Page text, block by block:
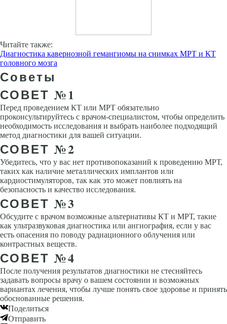
Читайте также:
Диагностика кавернозной гемангиомы на снимках МРТ и КТ
головного мозга
Советы
СОВЕТ №1
Перед проведением КТ или МРТ обязательно
проконсультируйтесь с врачом-специалистом, чтобы определить
необходимость исследования и выбрать наиболее подходящий
метод диагностики для вашей ситуации.
СОВЕТ №2
Убедитесь, что у вас нет противопоказаний к проведению МРТ,
таких как наличие металлических имплантов или
кардиостимуляторов, так как это может повлиять на
безопасность и качество исследования.
СОВЕТ №3
Обсудите с врачом возможные альтернативы КТ и МРТ, такие
как ультразвуковая диагностика или ангиография, если у вас
есть опасения по поводу радиационного облучения или
контрастных веществ.
СОВЕТ №4
После получения результатов диагностики не стесняйтесь
задавать вопросы врачу о вашем состоянии и возможных
вариантах лечения, чтобы лучше понять свое здоровье и принять
обоснованные решения.
Поделиться
Отправить